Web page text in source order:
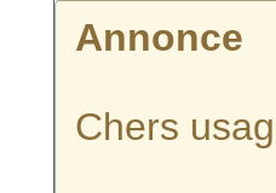
Annonce
Chers